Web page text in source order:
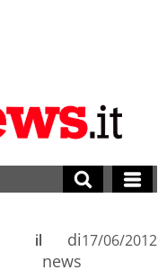
di
news
il 17/06/2012